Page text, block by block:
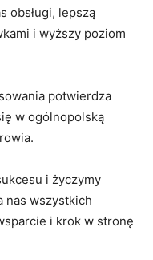
obsługi, lepszą
i wyższy poziom
potwierdza
w ogólnopolską
i życzymy
nas wszystkich
i krok w stronę